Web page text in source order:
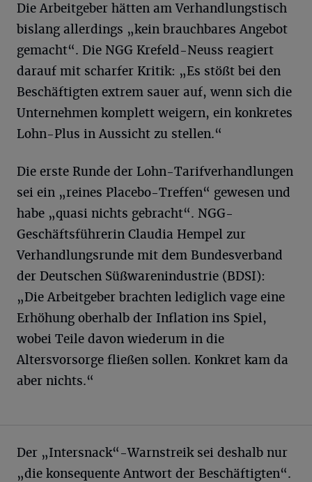
Die Arbeitgeber hätten am Verhandlungstisch
bislang allerdings „kein brauchbares Angebot
gemacht“. Die NGG Krefeld-Neuss reagiert
darauf mit scharfer Kritik: „Es stößt bei den
Beschäftigten extrem sauer auf, wenn sich die
Unternehmen komplett weigern, ein konkretes
Lohn-Plus in Aussicht zu stellen.“
Die erste Runde der Lohn-Tarifverhandlungen
sei ein „reines Placebo-Treffen“ gewesen und
habe „quasi nichts gebracht“. NGG-
Geschäftsführerin Claudia Hempel zur
Verhandlungsrunde mit dem Bundesverband
der Deutschen Süßwarenindustrie (BDSI):
„Die Arbeitgeber brachten lediglich vage eine
Erhöhung oberhalb der Inflation ins Spiel,
wobei Teile davon wiederum in die
Altersvorsorge fließen sollen. Konkret kam da
aber nichts.“
Der „Intersnack“-Warnstreik sei deshalb nur
„die konsequente Antwort der Beschäftigten“.